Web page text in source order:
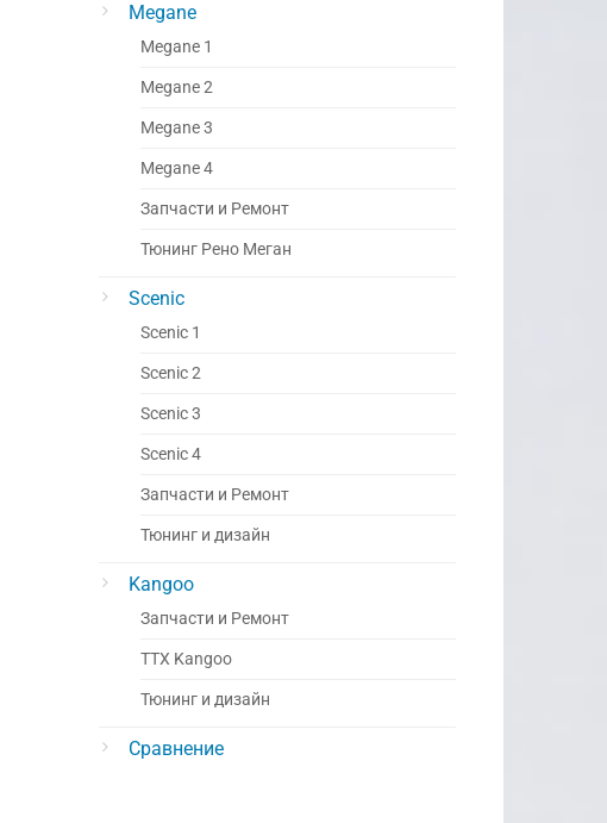
Megane
Megane 1
Megane 2
Megane 3
Megane 4
Запчасти и Ремонт
Тюнинг Рено Меган
Scenic
Scenic 1
Scenic 2
Scenic 3
Scenic 4
Запчасти и Ремонт
Тюнинг и дизайн
Kangoo
Запчасти и Ремонт
ТТХ Kangoo
Тюнинг и дизайн
Сравнение